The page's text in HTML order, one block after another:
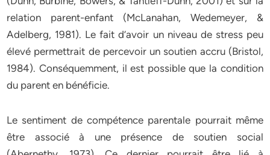
relation parent-enfant (McLanahan, Wedemeyer, &
Adelberg, 1981). Le fait d’avoir un niveau de stress peu
élevé permettrait de percevoir un soutien accru (Bristol,
1984). Conséquemment, il est possible que la condition
du parent en bénéficie.
Le sentiment de compétence parentale pourrait même
être associé à une présence de soutien social